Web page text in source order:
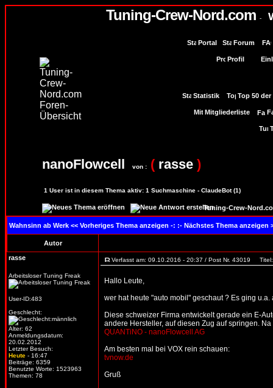
Tuning-Crew-Nord.com -
Portal Forum
Profil
Statistik Top 50
Mitgliederliste
nanoFlowcell von : ( rasse)
1 User ist in diesem Thema aktiv: 1 Suchmaschine - ClaudeBot (1)
Tuning-Crew-
Wahnsinn ab Werk << Vorheriges Thema anzeigen -: :- Nächstes Thema anzeigen
Autor
rasse
Arbeitsloser Tuning Freak
User-ID:483
Geschlecht:
Alter: 62
Anmeldungsdatum:
20.02.2012
Letzter Besuch:
Heute - 16:47
Beiträge: 6359
Benutzte Worte: 1523963
Themen: 78
Verfasst am: 09.10.2016 - 20:37 / Post Nr. 43019 Titel:
Hallo Leute,
wer hat heute "auto mobil" geschaut ? Es ging
Diese schweizer Firma entwickelt gerade ein E-
andere Hersteller, auf diesen Zug auf springen.
QUANTiNO - nanoFlowcell AG
Am besten mal bei VOX rein schauen:
tvnow.de
Gruß